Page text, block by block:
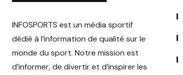
INFOSPORTS est un média sportif
dédié à l’information de qualité sur le
monde du sport. Notre mission est
d’informer, de divertir et d’inspirer les